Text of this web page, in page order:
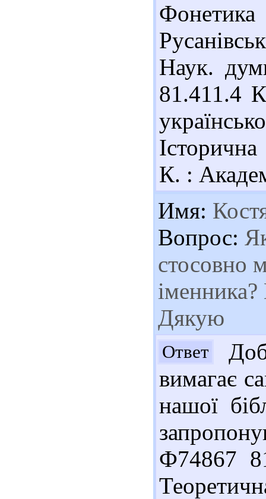
Наук.
81.411.4
К. :
Имя:
Вопрос:
стосовно
Дякую
Ответ
вимагає
нашої
Ф74867